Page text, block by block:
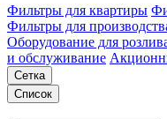
Фильтры для квартиры
Фильтры для
Оборудование для
и обслуживание
Сетка
Список